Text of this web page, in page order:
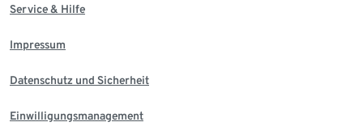
Service & Hilfe
Impressum
Datenschutz und Sicherheit
Einwilligungsmanagement